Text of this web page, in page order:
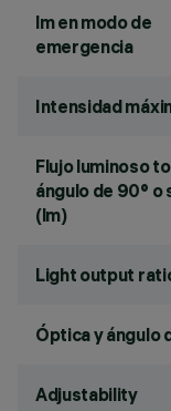
lm en modo de
emergencia
Intensidad
Flujo luminoso
ángulo de 90° o
(lm)
Light output
Óptica y ángulo
Adjustability